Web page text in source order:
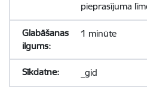
pieprasījuma
1 minūte
_gid